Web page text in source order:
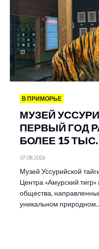
В ПРИМОРЬЕ
МУЗЕЙ
ПЕРВЫЙ ГОД
БОЛЕЕ 15
07.08.2026
Музей Уссурийской
Центра «Амурский тигр»
общества,
уникальном